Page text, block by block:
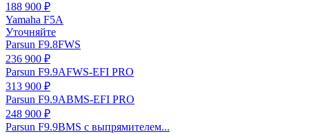
188 900 ₽
Yamaha F5A
Уточняйте
Parsun F9.8FWS
236 900 ₽
Parsun F9.9AFWS-EFI PRO
313 900 ₽
Parsun F9.9ABMS-EFI PRO
248 900 ₽
Parsun F9.9BMS с выпрямителем...